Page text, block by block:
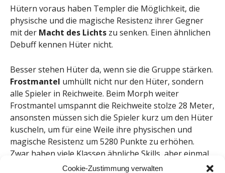
Cookie-Zustimmung verwalten
Hütern voraus haben Templer die Möglichkeit, die
physische und die magische Resistenz ihrer Gegner
mit der Macht des Lichts zu senken. Einen ähnlichen
Debuff kennen Hüter nicht.
Besser stehen Hüter da, wenn sie die Gruppe stärken.
Frostmantel umhüllt nicht nur den Hüter, sondern
alle Spieler in Reichweite. Beim Morph weiter
Frostmantel umspannt die Reichweite stolze 28 Meter,
ansonsten müssen sich die Spieler kurz um den Hüter
kuscheln, um für eine Weile ihre physischen und
magische Resistenz um 5280 Punkte zu erhöhen.
Zwar haben viele Klassen ähnliche Skills, aber einmal
mehr können Hüter dafür sorgen, dass ein Skill-Slot